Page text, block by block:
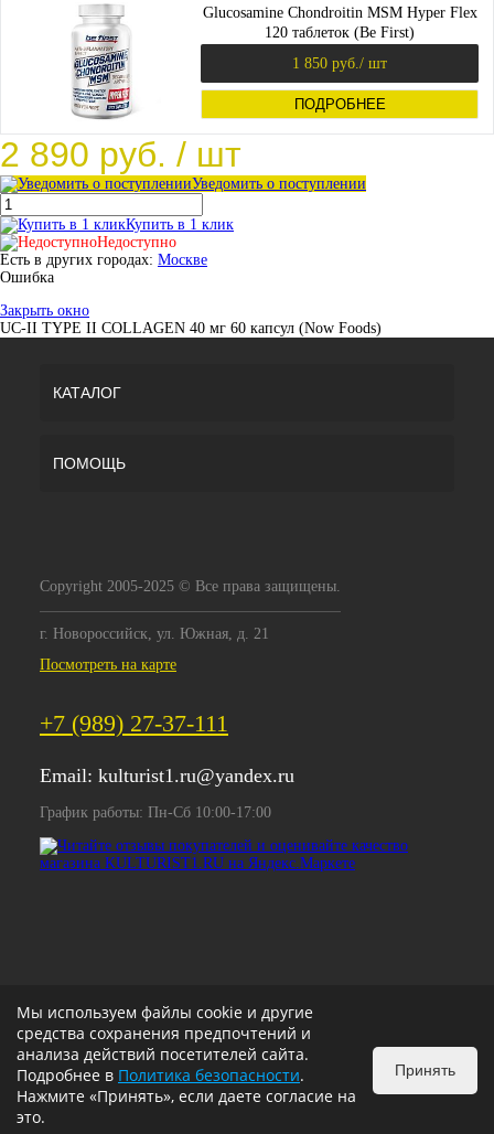
Glucosamine Chondroitin MSM Hyper Flex
120 таблеток (Be First)
1 850 руб. / шт
ПОДРОБНЕЕ
2 890 руб. / шт
Уведомить о поступлении
Купить в 1 клик
Недоступно
Есть в других городах: Москве
Ошибка
Закрыть окно
UC-II TYPE II COLLAGEN 40 мг 60 капсул (Now Foods)
КАТАЛОГ
ПОМОЩЬ
Copyright 2005-2025 © Все права защищены.
г. Новороссийск, ул. Южная, д. 21
Посмотреть на карте
+7 (989) 27-37-111
Email: kulturist1.ru@yandex.ru
График работы: Пн-Сб 10:00-17:00
Мы используем файлы cookie и другие
средства сохранения предпочтений и
анализа действий посетителей сайта.
Подробнее в Политика безопасности.
Нажмите «Принять», если даете согласие на
это.
Принять